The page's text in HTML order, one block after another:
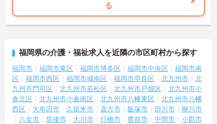
る
福岡県の介護・福祉求人を近隣の市区町村から探す
福岡市 福岡市東区 福岡市博多区 福岡市中央区
福岡市南
区
福岡市西区 福岡市城南区 福岡市早良区 北九州市
北
九州市門司区
北九州市若松区 北九州市戸畑区
北九州市小
倉北区
北九州市小倉南区 北九州市八幡東区
北九州市八幡
西区
大牟田市 久留米市 直方市 飯塚市 田川市
柳川市
八女市
筑後市 大川市 行橋市 豊前市 中間市
小郡市